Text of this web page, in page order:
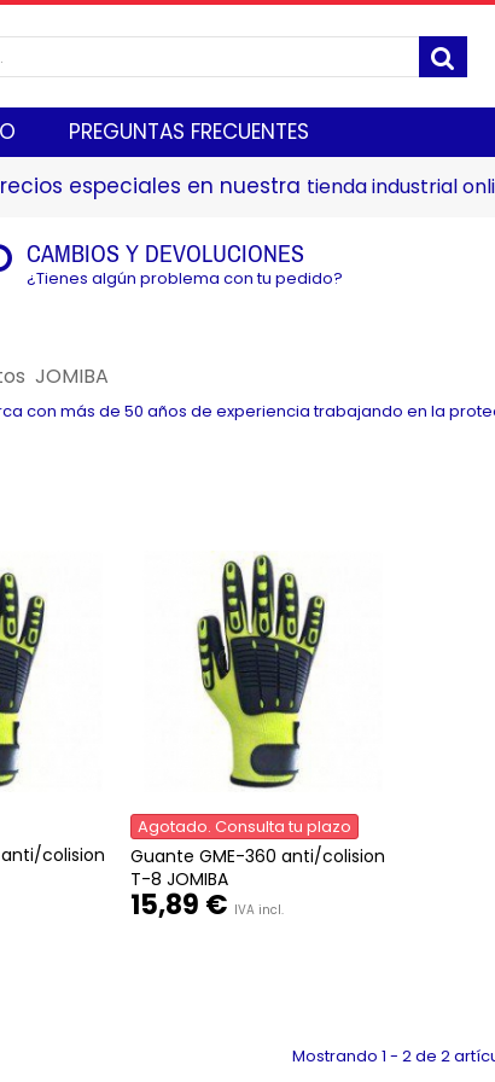
PREGUNTAS FRECUENTES
especiales en nuestra tienda industrial
CAMBIOS Y DEVOLUCIONES
¿Tienes algún problema con tu pedido?
JOMIBA
con más de 50 años de experiencia trabajando en la
colision
Agotado. Consulta tu plazo
Guante GME-360 anti/colision
T-8 JOMIBA
15,89 € IVA incl.
Mostrando 1 - 2 de 2